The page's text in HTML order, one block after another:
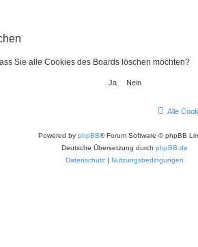
Sie alle Cookies des Boards löschen möchten?
Alle
Powered by phpBB® Forum Software © phpBB
Deutsche Übersetzung durch phpBB.de
Datenschutz | Nutzungsbedingungen